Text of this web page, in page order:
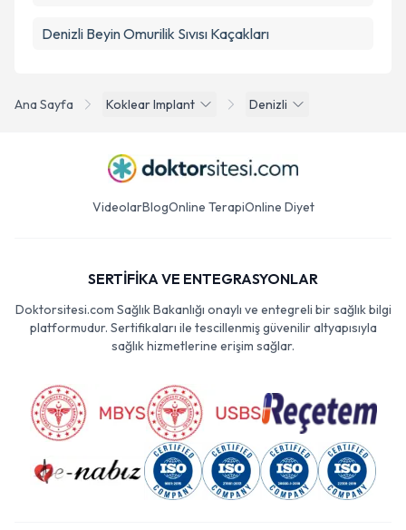
Ana Sayfa Koklear Implant Denizli
Denizli Beyin Omurilik Sıvısı Kaçakları
VideolarBlogOnline TerapiOnline Diyet
SERTİFİKA VE ENTEGRASYONLAR
Doktorsitesi.com Sağlık Bakanlığı onaylı ve entegreli bir sağlık bilgi
platformudur. Sertifikaları ile tescillenmiş güvenilir altyapısıyla
sağlık hizmetlerine erişim sağlar.